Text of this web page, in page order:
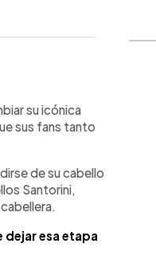
su icónica
sus fans tanto
de su cabello
Santorini,
dejar esa etapa